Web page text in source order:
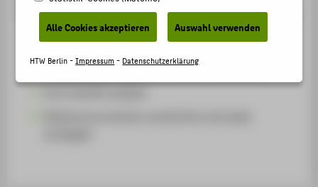
Through practical case studies you will be introduced to
Outsourcing
Corporate strategies and network strategies
Cost-benefit analysis
CENTRAL PAGES
PORTALS
ADVICE AND SERVICES
Alle Cookies akzeptieren Auswahl verwenden
HTW Berlin -Impressum- Datenschutzerklärung